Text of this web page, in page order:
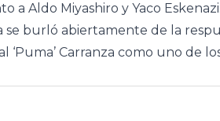
a Aldo Miyashiro y Yaco
burló abiertamente de la
Carranza como uno de